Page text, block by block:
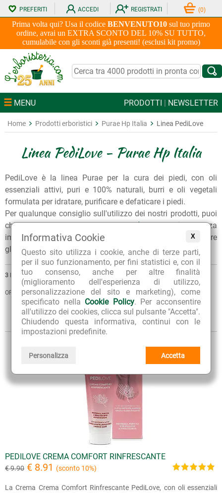
X
Informativa Cookie
Questo sito utilizza i cookie, anche di terze parti,
per il suo funzionamento, per fini statistici e, con il
tuo consenso, anche per altre finalità
(miglioramento dell'esperienza di utilizzo,
personalizzazione del sito e marketing), come
specificato nella Cookie Policy. Per acconsentire
all'utilizzo dei cookies, clicca sul pulsante "Accetta".
Chiudendo questa informativa, continui con le
impostazioni predefinite.
Personalizza Accetta
Prima volta qui? Usa il codice BENVENUTO10 sul tuo primo
ordine, avrai un EXTRA SCONTO DEL 10% SU TUTTO,
cumulabile con gli sconti già presenti! (esclusi kit promo)
PREFERITI ACCEDI REGISTRATI (0)
MENU PRODOTTI | NEWSLETTER
Home Prodotti erboristici Purae Hp Italia Linea PediLove
Linea PediLove - Purae Hp Italia
PediLove è la linea Purae per la cura dei piedi, con oli
essenziali attivi, puri e 100% naturali, burri e oli vegetali
formulata per idratare, purificare e defaticare i piedi.
Per qualunque consiglio sull'utilizzo dei nostri prodotti, puoi
chiedere ai nostri erboristi unaconsulenza gratuitae senza
impegno. Per ulteriori informazioni, inoltre, puoi consultare
gli
Articoli di approfondimentosul nostro blog.
3 PRODOTTI
ORDINA PER
VISTA
Sintetica Estesa
PEDILOVE CREMA COMFORT RINFRESCANTE
€ 9.90 € 8.91 (sconto 10%)
La Crema Crema Comfort Rinfrescante PediLove, con oli essenziali